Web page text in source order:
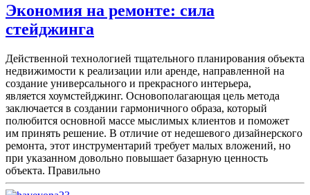
Экономия на ремонте: сила
стейджинга
Действенной технологией тщательного планирования объекта
недвижимости к реализации или аренде, направленной на
создание универсального и прекрасного интерьера,
является хоумстейджинг. Основополагающая цель метода
заключается в создании гармоничного образа, который
полюбится основной массе мыслимых клиентов и поможет
им принять решение. В отличие от недешевого дизайнерского
ремонта, этот инструментарий требует малых вложений, но
при указанном довольно повышает базарную ценность
объекта. Правильно